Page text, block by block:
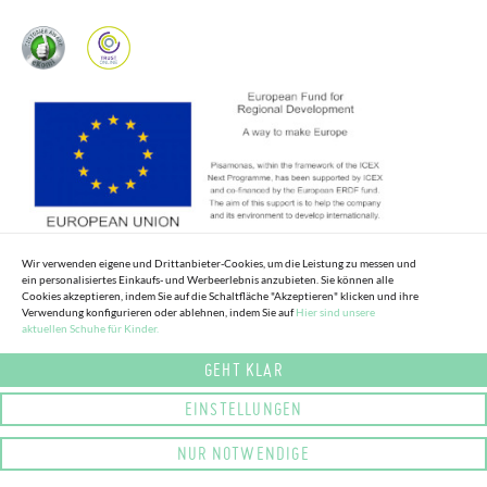
Wir verwenden eigene und Drittanbieter-Cookies, um die Leistung zu messen und
ein personalisiertes Einkaufs- und Werbeerlebnis anzubieten. Sie können alle
Cookies akzeptieren, indem Sie auf die Schaltfläche "Akzeptieren" klicken und ihre
Verwendung konfigurieren oder ablehnen, indem Sie aufHier sind unsere
aktuellen Schuhe für Kinder.
GEHT KLAR
EINSTELLUNGEN
NUR NOTWENDIGE